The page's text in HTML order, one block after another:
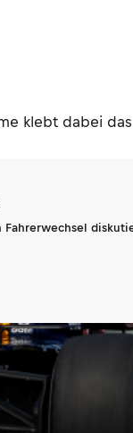
klebt dabei